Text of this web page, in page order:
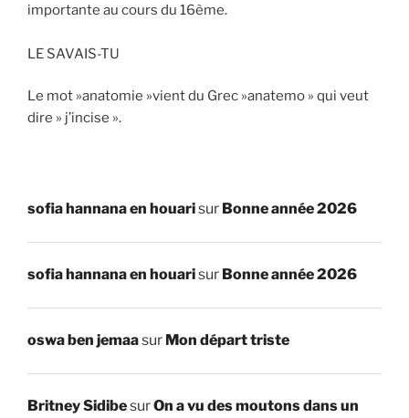
importante au cours du 16ème.
LE SAVAIS-TU
Le mot »anatomie »vient du Grec »anatemo » qui veut
dire » j’incise ».
sofia hannana en houarisur Bonne année 2026
sofia hannana en houarisur Bonne année 2026
oswa ben jemaasur Mon départ triste
Britney SidibesurOn a vu des moutons dans un